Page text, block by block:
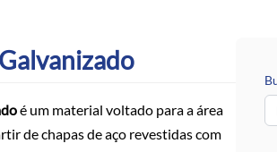
é um material voltado para a área
de chapas de aço revestidas com